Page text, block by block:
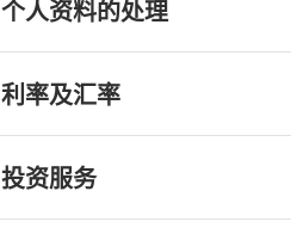
个人资料的处理
利率及汇率
投资服务